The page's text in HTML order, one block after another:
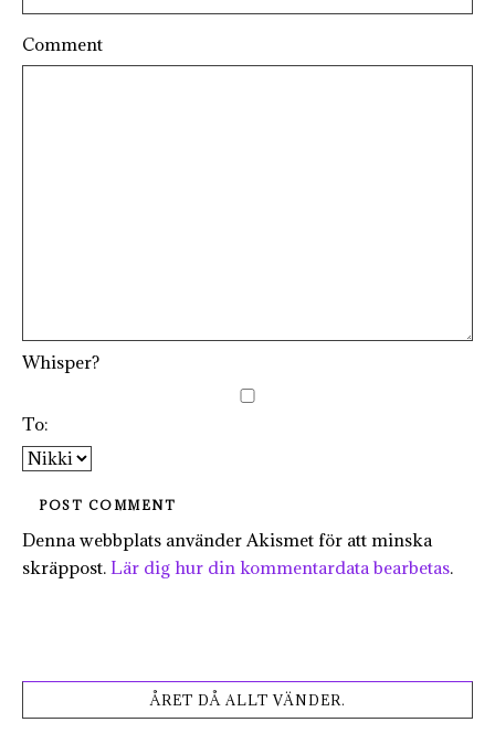
Comment
Whisper?
To:
Denna webbplats använder Akismet för att minska
skräppost. Lär dig hur din kommentardata bearbetas.
ÅRET DÅ ALLT VÄNDER.